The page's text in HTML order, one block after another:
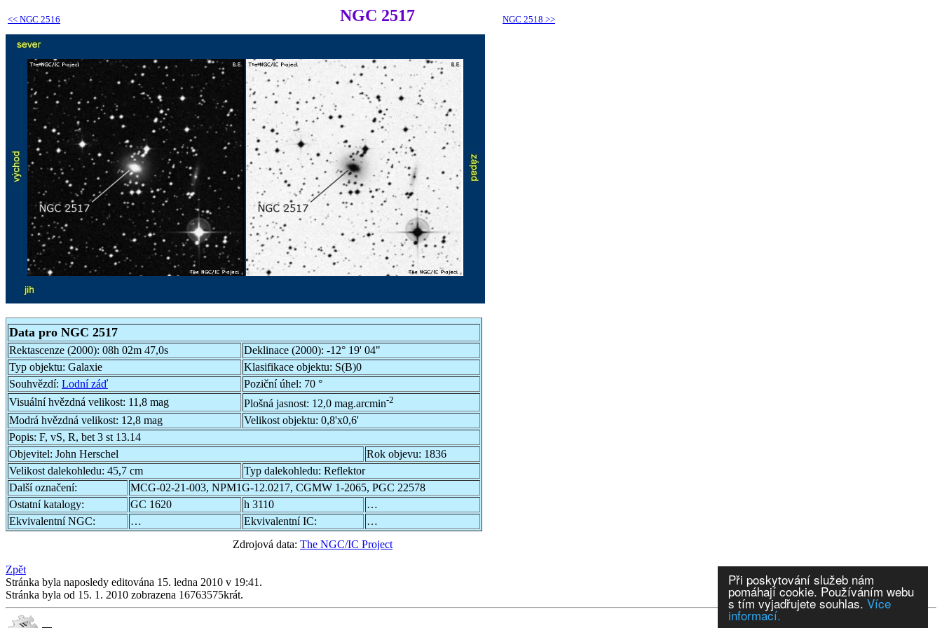
Při poskytování služeb nám
pomáhají cookie. Používáním webu
s tím vyjadřujete souhlas. Více
informací.
<< NGC 2516 NGC 2517 NGC 2518 >>
Data pro NGC 2517
Rektascenze (2000): 08h 02m 47,0s Deklinace (2000): -12° 19' 04"
Typ objektu: Galaxie Klasifikace objektu: S(B)0
Souhvězdí: Lodní záď Poziční úhel: 70 °
Visuální hvězdná velikost: 11,8 mag Plošná jasnost: 12,0 mag.arcmin-2
Modrá hvězdná velikost: 12,8 mag Velikost objektu: 0,8'x0,6'
Popis: F, vS, R, bet 3 st 13.14
Objevitel: John Herschel Rok objevu: 1836
Velikost dalekohledu: 45,7 cm Typ dalekohledu: Reflektor
Další označení:
MCG-02-21-003, NPM1G-12.0217, CGMW 1-2065, PGC 22578
Ostatní katalogy:
GC 1620 h 3110
…
Ekvivalentní NGC:
… Ekvivalentní IC:
…
Zdrojová data: The NGC/IC Project
Zpět
Stránka byla naposledy editována 15. ledna 2010 v 19:41.
Stránka byla od 15. 1. 2010 zobrazena 16763575krát.